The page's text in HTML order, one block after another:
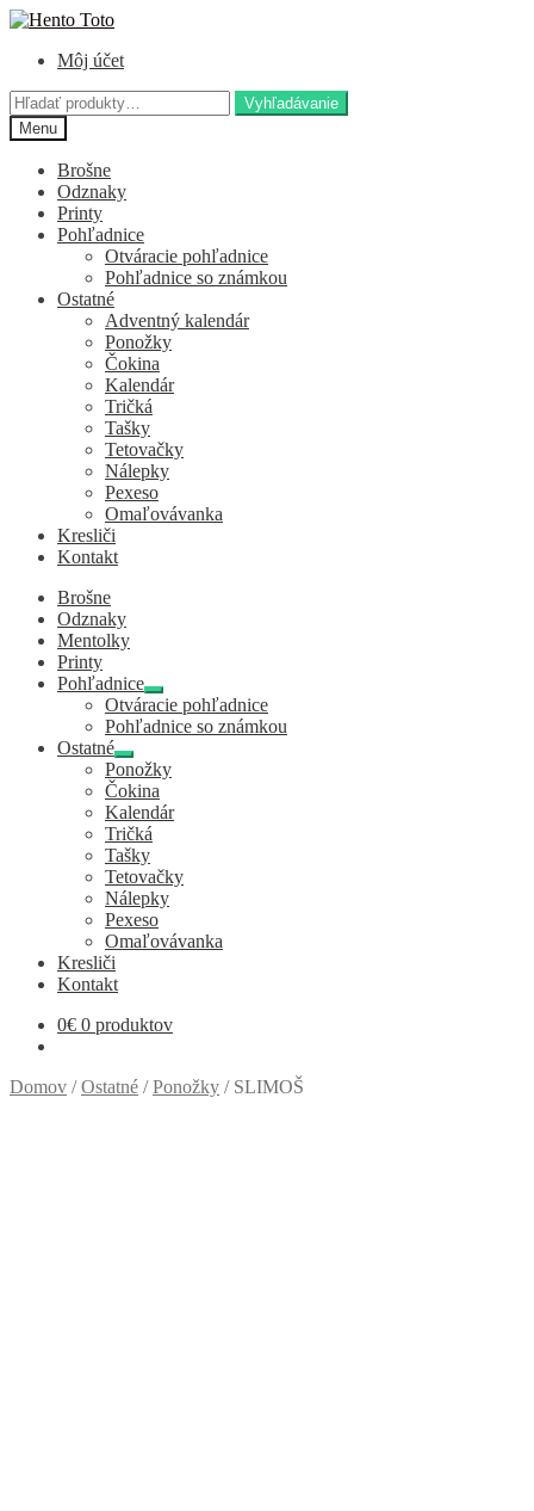
Preskočiť
navigáciu
Preskočiť
obsah
Môj účet
Hľadať:
Vyhľadávanie
Menu
Brošne
Odznaky
Printy
Pohľadnice
Otváracie pohľadnice
Pohľadnice so známkou
Ostatné
Adventný kalendár
Ponožky
Čokina
Kalendár
Tričká
Tašky
Tetovačky
Nálepky
Pexeso
Omaľovávanka
Kresliči
Kontakt
Brošne
Odznaky
Mentolky
Printy
Pohľadnice
Expand
child
menu
Otváracie pohľadnice
Pohľadnice so známkou
Ostatné
Expand
child
menu
Ponožky
Čokina
Kalendár
Tričká
Tašky
Tetovačky
Nálepky
Pexeso
Omaľovávanka
Kresliči
Kontakt
0€ 0 produktov
Domov /Ostatné /Ponožky / SLIMOŠ